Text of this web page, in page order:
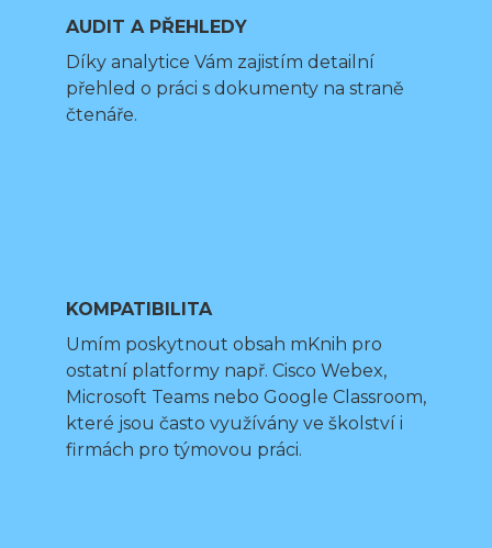
AUDIT A PŘEHLEDY
Díky analytice Vám zajistím detailní
přehled o práci s dokumenty na straně
čtenáře.
KOMPATIBILITA
Umím poskytnout obsah mKnih pro
ostatní platformy např. Cisco Webex,
Microsoft Teams nebo Google Classroom,
které jsou často využívány ve školství i
firmách pro týmovou práci.